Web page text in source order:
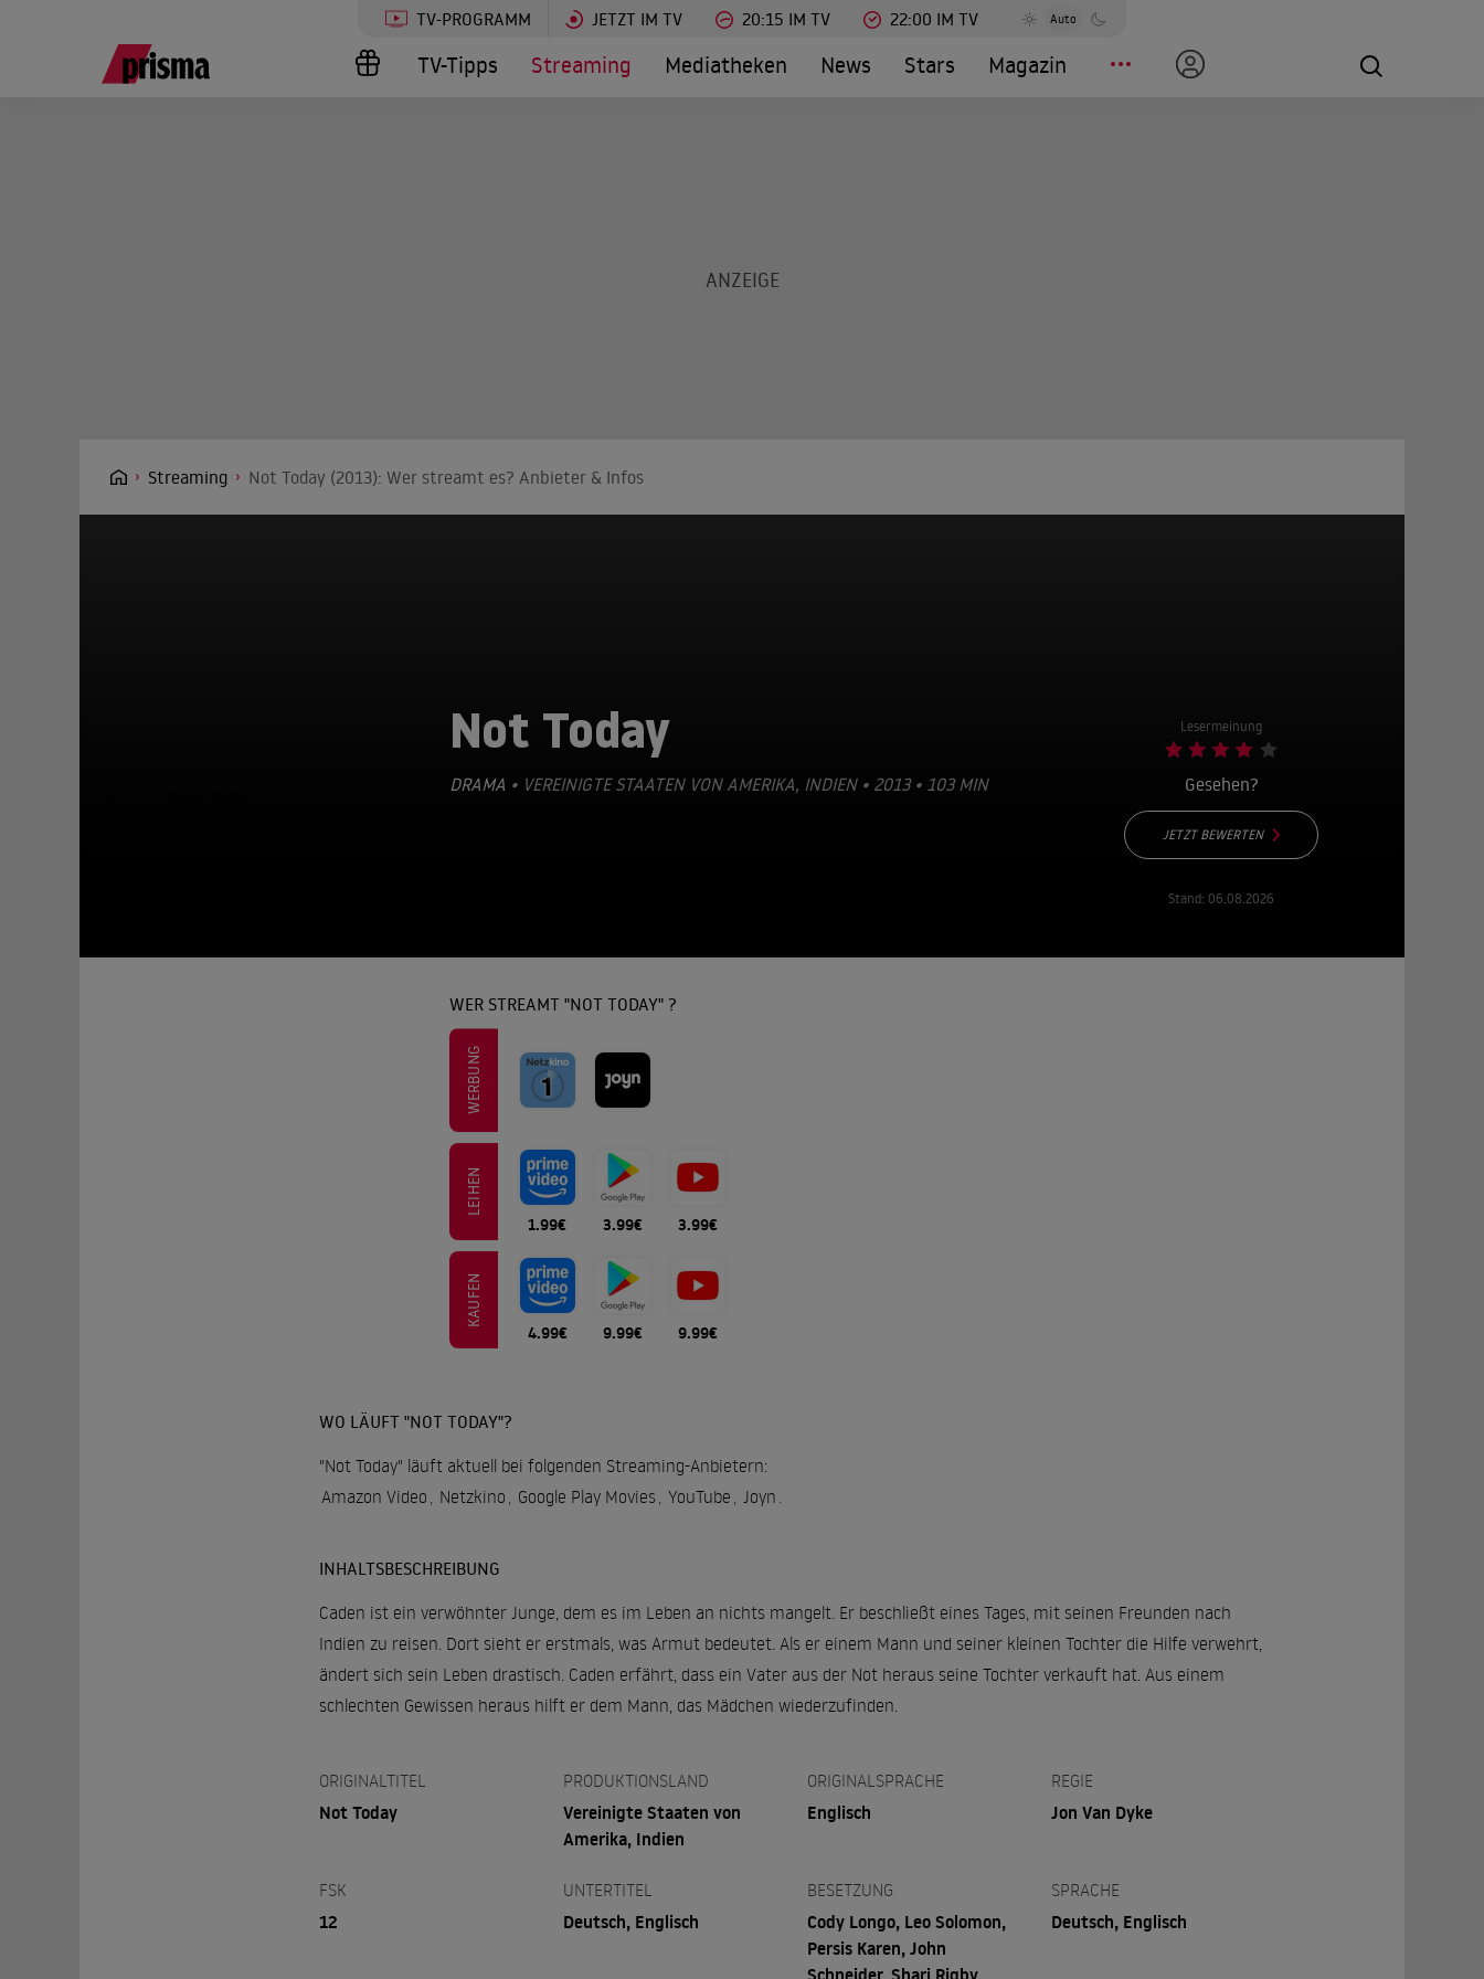
TV-PROGRAMM JETZT IM TV 20:15 IM TV 22:00 IM TV Auto
TV-Tipps Streaming Mediatheken News Stars Magazin
Streaming Not Today (2013): Wer streamt es? Anbieter & Infos
Not Today
DRAMA • VEREINIGTE STAATEN VON AMERIKA, INDIEN • 2013 • 103 MIN
Lesermeinung
Gesehen?
JETZT BEWERTEN
Stand: 06.08.2026
WER STREAMT "NOT TODAY" ?
WERBUNG
LEIHEN
1.99€ 3.99€ 3.99€
KAUFEN
4.99€ 9.99€ 9.99€
WO LÄUFT "NOT TODAY"?
"Not Today" läuft aktuell bei folgenden Streaming-Anbietern:
Amazon Video , Netzkino , Google Play Movies, YouTube , Joyn .
INHALTSBESCHREIBUNG
Caden ist ein verwöhnter Junge, dem es im Leben an nichts mangelt. Er beschließt eines Tages, mit seinen Freunden nach
Indien zu reisen. Dort sieht er erstmals, was Armut bedeutet. Als er einem Mann und seiner kleinen Tochter die Hilfe verwehrt,
ändert sich sein Leben drastisch. Caden erfährt, dass ein Vater aus der Not heraus seine Tochter verkauft hat. Aus einem
schlechten Gewissen heraus hilft er dem Mann, das Mädchen wiederzufinden.
ORIGINALTITEL
Not Today
PRODUKTIONSLAND
Vereinigte Staaten von
Amerika, Indien
ORIGINALSPRACHE
Englisch
REGIE
Jon Van Dyke
FSK
12
UNTERTITEL
Deutsch, Englisch
BESETZUNG
Cody Longo, Leo Solomon,
Persis Karen, John
SPRACHE
Deutsch, Englisch